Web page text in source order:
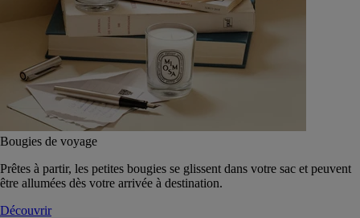
Bougies de voyage
Prêtes à partir, les petites bougies se glissent dans votre sac et peuvent
être allumées dès votre arrivée à destination.
Découvrir